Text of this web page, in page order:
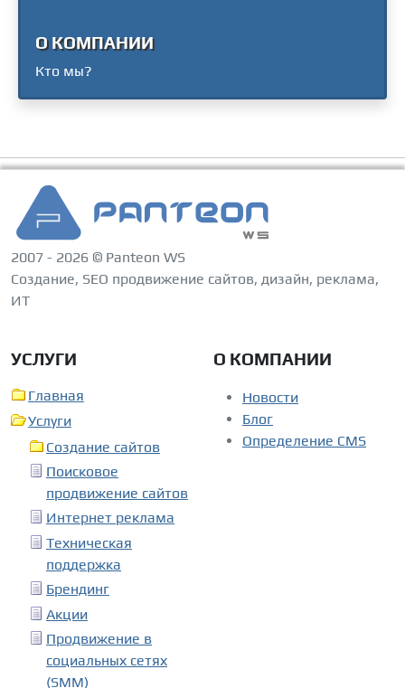
О КОМПАНИИ
Кто мы?
2007 - 2026 © Panteon WS
Создание, SEO продвижение сайтов, дизайн, реклама,
ИТ
УСЛУГИ
Главная
Услуги
Создание сайтов
Поисковое
продвижение сайтов
Интернет реклама
Техническая
поддержка
Брендинг
Акции
Продвижение в
социальных сетях
(SMM)
О КОМПАНИИ
Новости
Блог
Определение CMS